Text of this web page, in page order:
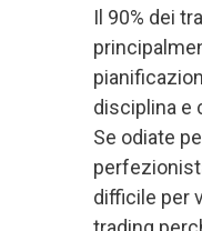
Il 90% dei
disciplina e
Se odiate
difficile per